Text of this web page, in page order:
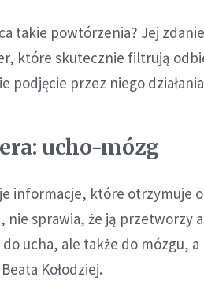
takie powtórzenia? Jej
które skutecznie filtrują
podjęcie przez niego
ucho-mózg
informacje, które otrzymuje
nie sprawia, że ją przetworzy
ucha, ale także do mózgu, a
Kołodziej.